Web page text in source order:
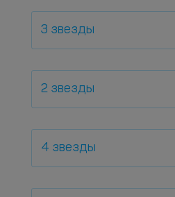
3 звезды
2 звезды
4 звезды